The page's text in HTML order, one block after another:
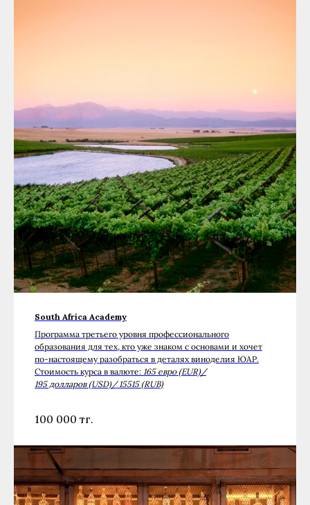
South Africa Academy
Программа третьего уровня профессионального
образования для тех, кто уже знаком с основами и хочет
по-настоящему разобраться в деталях виноделия ЮАР.
Стоимость курса в валюте: 165 евро (EUR)/
195 долларов (USD)/ 15515 (RUB)
100 000 тг.